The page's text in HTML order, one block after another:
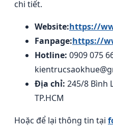
chi tiết.
Website:https://
Fanpage:https://
Hotline: 0909 075
Địa chỉ: 245/8 Bình
TP.HCM
Hoặc để lại thông tin tại